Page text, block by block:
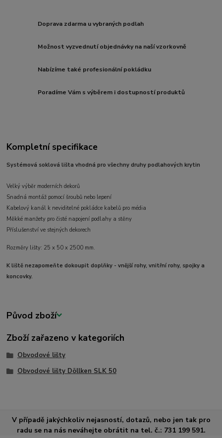
Doprava zdarma u vybraných podlah
Možnost vyzvednutí objednávky na naší vzorkovně
Nabízíme také profesionální pokládku
Poradíme Vám s výběrem i dostupností produktů
Kompletní specifikace
Systémová soklová lišta vhodná pro všechny druhy podlahových krytin
Velký výběr moderních dekorů
Snadná montáž pomocí šroubů nebo lepení
Kabelový kanál k neviditelné pokládce kabelů pro média
Měkké manžety pro čisté napojení podlahy a stěny
Příslušenství ve stejných dekorech
Rozměry lišty: 25 x 50 x 2500 mm.
K liště nezapomeňte dokoupit doplňky - vnější rohy, vnitřní rohy, spojky a
koncovky.
Původ zboží
Zboží zařazeno v kategoriích
Obvodové lišty
Obvodové lišty Döllken SLK 50
V případě jakýchkoliv nejasností, dotazů, nebo jen tak pro
radu se na nás neváhejte obrátit na tel. č.: 731 199 591.